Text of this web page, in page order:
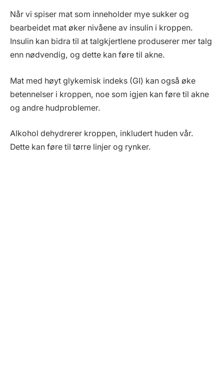
Når vi spiser mat som inneholder mye sukker og
bearbeidet mat øker nivåene av insulin i kroppen.
Insulin kan bidra til at talgkjertlene produserer mer talg
enn nødvendig, og dette kan føre til akne.
Mat med høyt glykemisk indeks (GI) kan også øke
betennelser i kroppen, noe som igjen kan føre til akne
og andre hudproblemer.
Alkohol dehydrerer kroppen, inkludert huden vår.
Dette kan føre til tørre linjer og rynker.